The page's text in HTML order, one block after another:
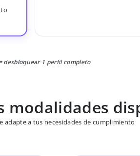
desbloquear 1 perfil completo
modalidades
adapte a tus necesidades de cumplimiento